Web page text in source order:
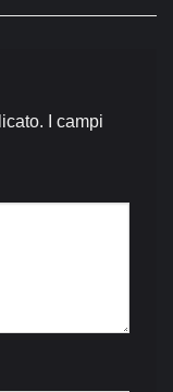
I campi